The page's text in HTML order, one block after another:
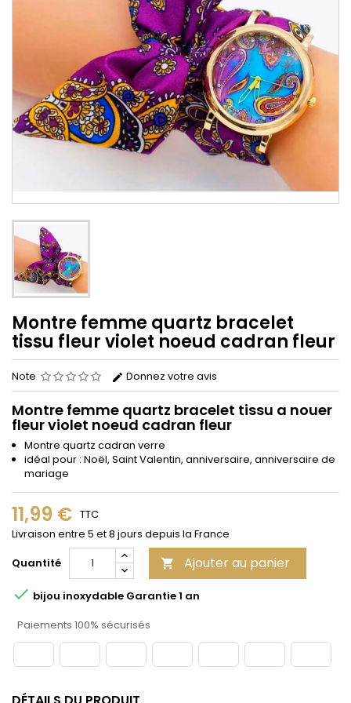
Montre femme quartz bracelet
tissu fleur violet noeud cadran fleur
Note Donnez votre avis
Montre femme quartz bracelet tissu a nouer
fleur violet noeud cadran fleur
Montre quartz cadran verre
idéal pour : Noël, Saint Valentin, anniversaire, anniversaire de
mariage
11,99 € TTC
Livraison entre 5 et 8 jours depuis la France
Quantité
 Ajouter au panier
 bijou inoxydable Garantie 1 an
Paiements 100% sécurisés